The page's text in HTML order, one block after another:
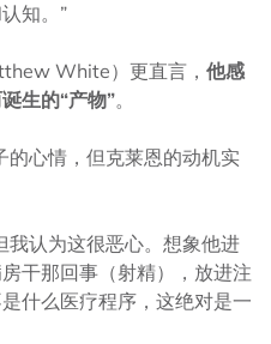
知。”
White）更直言， 他感
生的“产物”。
的心情，但克莱恩的动机实
我认为这很恶心。想象他进
干那回事（射精），放进注
什么医疗程序，这绝对是一